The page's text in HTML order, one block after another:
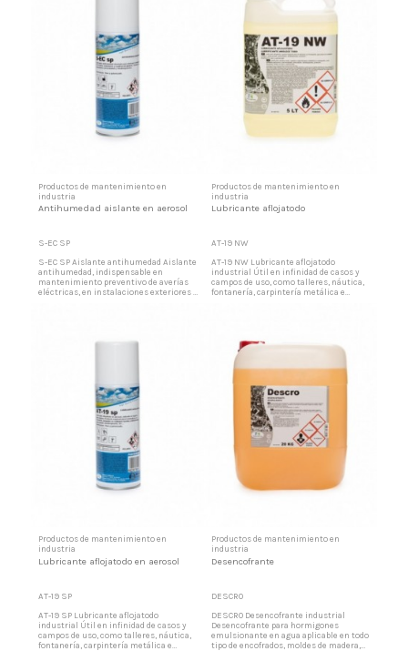
Productos de mantenimiento en
industria
Antihumedad aislante en aerosol
S-EC SP
S-EC SP Aislante antihumedad Aislante
antihumedad, indispensable en
mantenimiento preventivo de averías
eléctricas, en instalaciones exteriores e
que se necesite un lubricante repelente
Productos de mantenimiento en
industria
Lubricante aflojatodo
AT-19 NW
AT-19 NW Lubricante aflojatodo
industrial Útil en infinidad de casos y
campos de uso, como talleres, náutica,
fontanería, carpintería metálica e
protección de las piezas Lubrica y
protege todo tipo de...
Productos de mantenimiento en
industria
Lubricante aflojatodo en aerosol
AT-19 SP
AT-19 SP Lubricante aflojatodo
industrial Útil en infinidad de casos y
campos de uso, como talleres, náutica,
fontanería, carpintería metálica e
Productos de mantenimiento en
industria
Desencofrante
DESCRO
DESCRO Desencofrante industrial
Desencofrante para hormigones
emulsionante en agua aplicable en todo
tipo de encofrados, moldes de madera,